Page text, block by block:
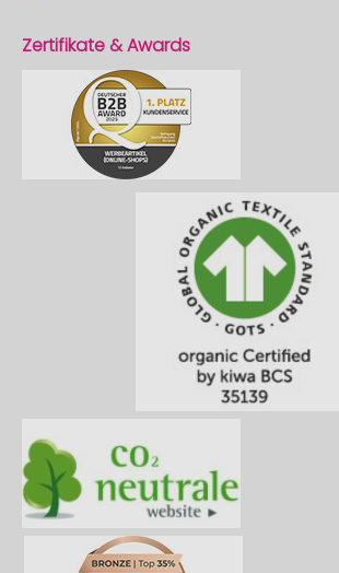
Zertifikate & Awards